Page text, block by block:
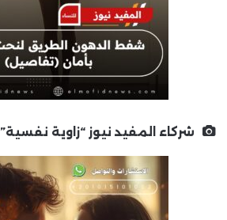
شركاء المفيد نيوز “زاوية نفسية”